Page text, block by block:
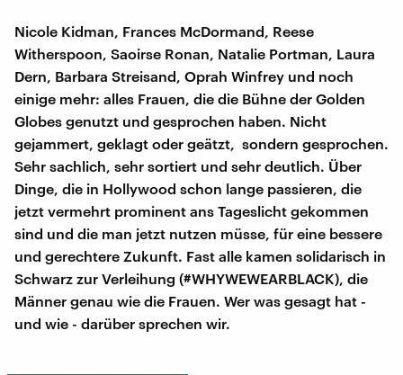
Nicole Kidman, Frances McDormand, Reese
Witherspoon, Saoirse Ronan, Natalie Portman, Laura
Dern, Barbara Streisand, Oprah Winfrey und noch
einige mehr: alles Frauen, die die Bühne der Golden
Globes genutzt und gesprochen haben. Nicht
gejammert, geklagt oder geätzt, sondern gesprochen.
Sehr sachlich, sehr sortiert und sehr deutlich. Über
Dinge, die in Hollywood schon lange passieren, die
jetzt vermehrt prominent ans Tageslicht gekommen
sind und die man jetzt nutzen müsse, für eine bessere
und gerechtere Zukunft. Fast alle kamen solidarisch in
Schwarz zur Verleihung (#WHYWEWEARBLACK), die
Männer genau wie die Frauen. Wer was gesagt hat -
und wie - darüber sprechen wir.